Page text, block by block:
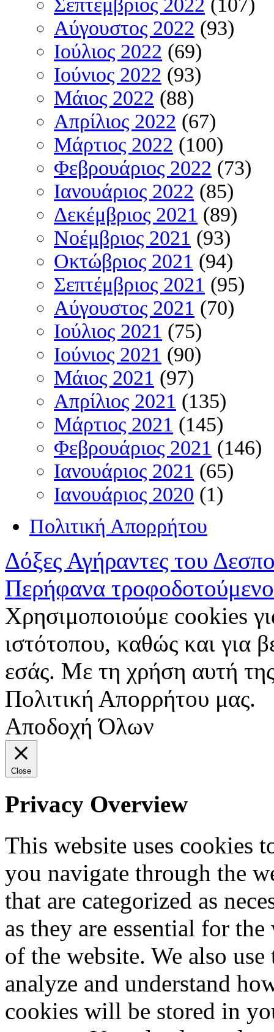
Σεπτέμβριος 2022 (107)
Αύγουστος 2022 (93)
Ιούλιος 2022 (69)
Ιούνιος 2022 (93)
Μάιος 2022 (88)
Απρίλιος 2022 (67)
Μάρτιος 2022 (100)
Φεβρουάριος 2022 (73)
Ιανουάριος 2022 (85)
Δεκέμβριος 2021 (89)
Νοέμβριος 2021 (93)
Οκτώβριος 2021 (94)
Σεπτέμβριος 2021 (95)
Αύγουστος 2021 (70)
Ιούλιος 2021 (75)
Ιούνιος 2021 (90)
Μάιος 2021 (97)
Απρίλιος 2021 (135)
Μάρτιος 2021 (145)
Φεβρουάριος 2021 (146)
Ιανουάριος 2021 (65)
Ιανουάριος 2020 (1)
Πολιτική Απορρήτου
Δόξες Αγήραντες του
Περήφανα
Χρησιμοποιούμε cookies
ιστότοπου, καθώς και για
εσάς. Με τη χρήση αυτή
Πολιτική Απορρήτου μας.
Αποδοχή Όλων
Close
Privacy Overview
This website uses cookies
you navigate through the
that are categorized as
as they are essential for
of the website. We also
analyze and understand
cookies will be stored in